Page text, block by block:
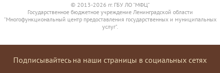
© 2013-2026 гг. ГБУ ЛО "МФЦ"
Государственное бюджетное учреждение Ленинградской области
"Многофункциональный центр предоставления государственных и муниципальных
услуг".
Подписывайтесь на наши страницы в социальных сетях